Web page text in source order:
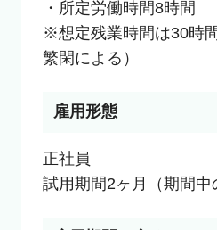
・所定労働時間8時間
※想定残業時間は30時
繁閑による）
雇用形態
正社員
試用期間2ヶ月（期間中